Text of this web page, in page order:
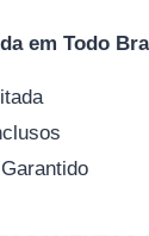
em Todo